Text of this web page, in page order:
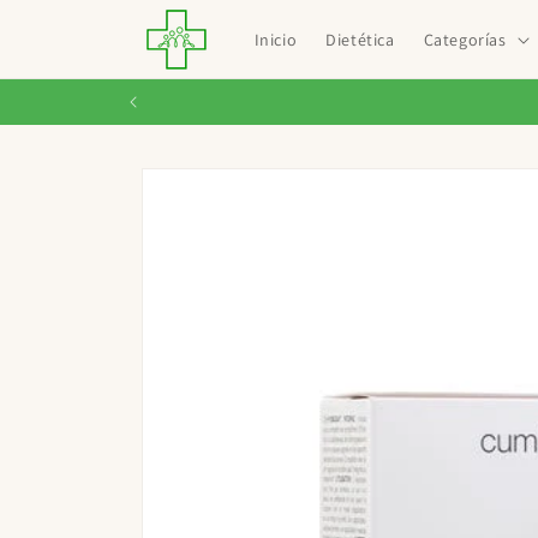
Inicio Dietética Categorías